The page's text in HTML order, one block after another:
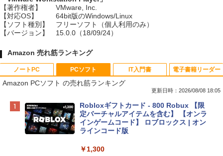
【著作権者】
VMware, Inc.
【対応OS】
64bit版のWindows/Linux
【ソフト種別】
フリーソフト（個人利用のみ）
【バージョン】
15.0.0（18/09/24）
Amazon 売れ筋ランキング
ノートPC
Apple 2026 MacBook Neo A18 Proチッ
プ搭載13インチノートブック：AIとAppl
e Intelligenceのために設計、Liquid Ret
inaディスプレイ、8GBユニファイドメモ
eTime HDカメラ、Touch ID - シルバー
PCソフト
Amazon PCソフト の売れ筋ランキング
更新日時：2026/08/08 18:05
Robloxギフトカード - 800 Robux 【限
定バーチャルアイテムを含む】 【オンラ
インゲームコード】 ロブロックス | オン
ラインコード版
￥1,300
IT入門書 電子書籍リーダー